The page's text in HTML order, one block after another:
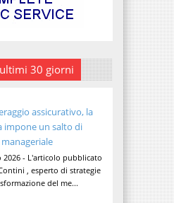
30 giorni
assicurativo, la
impone un salto di
2026 - L'articolo pubblicato
, esperto di strategie
del me...